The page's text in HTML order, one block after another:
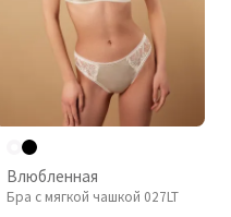
Влюбленная
Бра с мягкой чашкой 027LT